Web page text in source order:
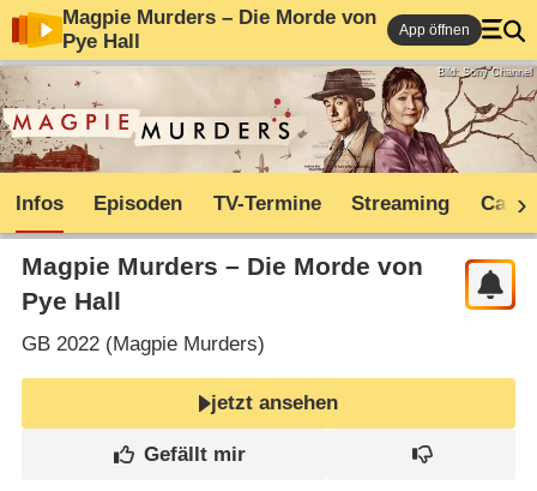
Magpie Murders – Die Morde von
Pye Hall
App öffnen
Bild: Sony Channel
Infos Episoden TV-Termine Streaming Cast
Magpie Murders – Die Morde von
Pye Hall
GB2022 (Magpie Murders)
jetzt ansehen